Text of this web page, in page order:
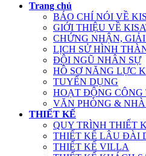
Trang chủ
BÁO CHÍ NÓI VỀ
GIỚI THIỆU VỀ
CHỨNG NHẬN,
LỊCH SỬ HÌNH
ĐỘI NGŨ NHÂN SỰ
HỒ SƠ NĂNG LỰC
TUYỂN DỤNG
HOẠT ĐỘNG CÔNG
VĂN PHÒNG &
THIẾT KẾ
QUY TRÌNH THIẾT
THIẾT KẾ LÂU ĐÀI
THIẾT KẾ VILLA